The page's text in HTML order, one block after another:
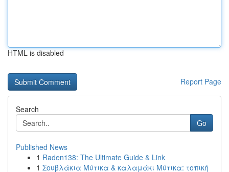
HTML is disabled
Report Page
Search
Go
Published News
1 Raden138: The Ultimate Guide & Link
1 Σουβλάκια Μύτικα & καλαμάκι Μύτικα: τοπική